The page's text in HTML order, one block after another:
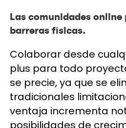
Las comunidades online
barreras físicas.
Colaborar desde
plus para todo
se precie, ya que se
tradicionales
ventaja incrementa
posibilidades de